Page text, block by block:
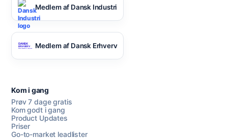
Medlem af Dansk Industri
Medlem af Dansk Erhverv
Kom i gang
Prøv 7 dage gratis
Kom godt i gang
Product Updates
Priser
Go-to-market leadlister